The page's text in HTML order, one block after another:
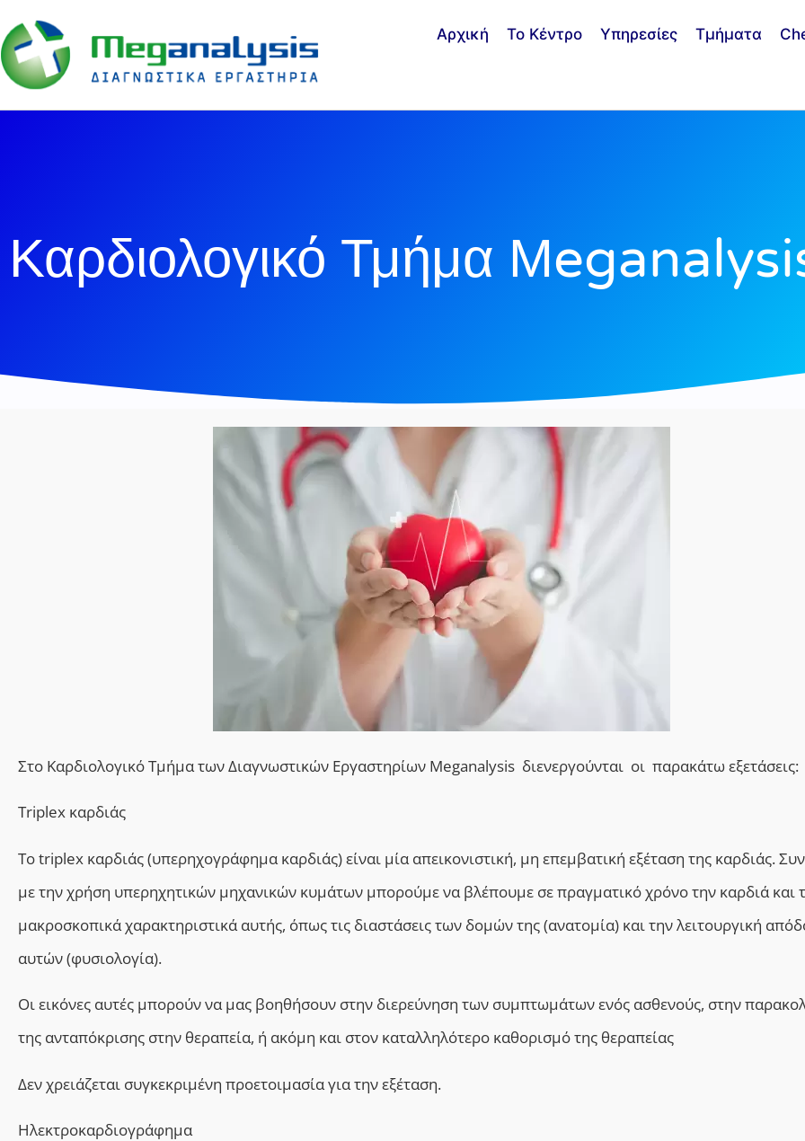
Αρχική Το Κέντρο Υπηρεσίες Τμήματα
Καρδιολογικό Τμήμα
Στο Καρδιολογικό Τμήμα των Διαγνωστικών Εργαστηρίων Μeganalysis διενεργούνται οι παρακάτω εξετάσεις:
Τriplex καρδιάς
Το triplex καρδιάς (υπερηχογράφημα καρδιάς) είναι μία απεικονιστική, μη επεμβατική εξέταση της καρδιάς.
με την χρήση υπερηχητικών μηχανικών κυμάτων μπορούμε να βλέπουμε σε πραγματικό χρόνο την καρδιά και
μακροσκοπικά χαρακτηριστικά αυτής, όπως τις διαστάσεις των δομών της (ανατομία) και την λειτουργική
αυτών (φυσιολογία).
Οι εικόνες αυτές μπορούν να μας βοηθήσουν στην διερεύνηση των συμπτωμάτων ενός ασθενούς, στην
της ανταπόκρισης στην θεραπεία, ή ακόμη και στον καταλληλότερο καθορισμό της θεραπείας
Δεν χρειάζεται συγκεκριμένη προετοιμασία για την εξέταση.
Ηλεκτροκαρδιογράφημα